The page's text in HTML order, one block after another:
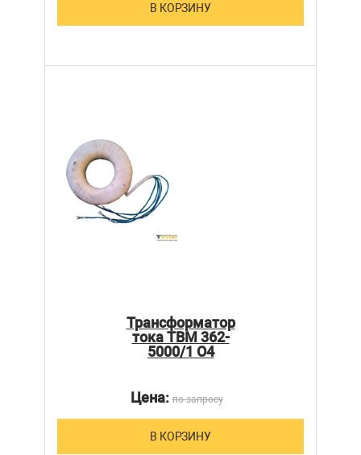
В КОРЗИНУ
Трансформатор
тока ТВМ 362-
5000/1 О4
Цена:по запросу
В КОРЗИНУ